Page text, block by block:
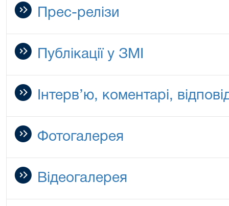
Прес-релізи
Публікації у ЗМІ
Інтерв’ю, коментарі,
Фотогалерея
Відеогалерея